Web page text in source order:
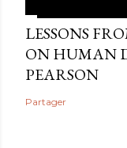
LESSONS
ON HUMAN
PEARSON
Partager